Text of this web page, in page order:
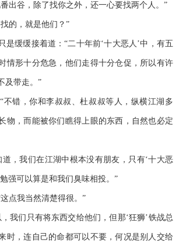
谷，除了找你之外，还一心要找两个人。”
的，就是他们？”
缓缓接着道：“二十年前‘十大恶人’中，有五
情形十分危急，他们走得十分仓促，所以有许
及带走。”
错，你和李叔叔、杜叔叔等人，纵横江湖多
物，而能被你们瞧得上眼的东西，自然也必定
我们在江湖中根本没有朋友，只有‘十大恶
强可以算是和我们臭味相投。”
我当然清楚得很。”
们只有将东西交给他们，但那‘狂狮’铁战总
时，连自己的命都可以不要，何况是别人交给